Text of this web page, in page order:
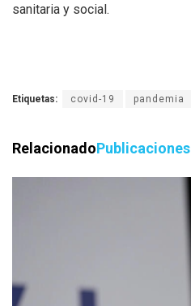
sanitaria y social.
Etiquetas: covid-19 pandemia
RelacionadoPublicaciones